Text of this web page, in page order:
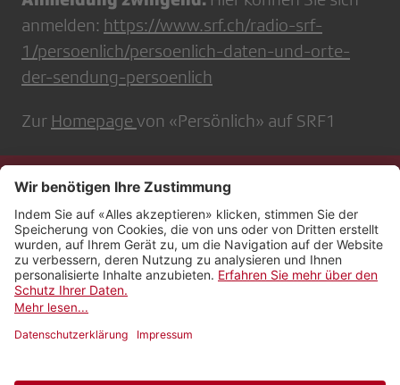
anmelden: https://www.srf.ch/radio-srf-
1/persoenlich/persoenlich-daten-und-orte-
der-sendung-persoenlich
Zur Homepage von «Persönlich» auf SRF1
Kontakt
Impressum
Rechtliches
Netiquette